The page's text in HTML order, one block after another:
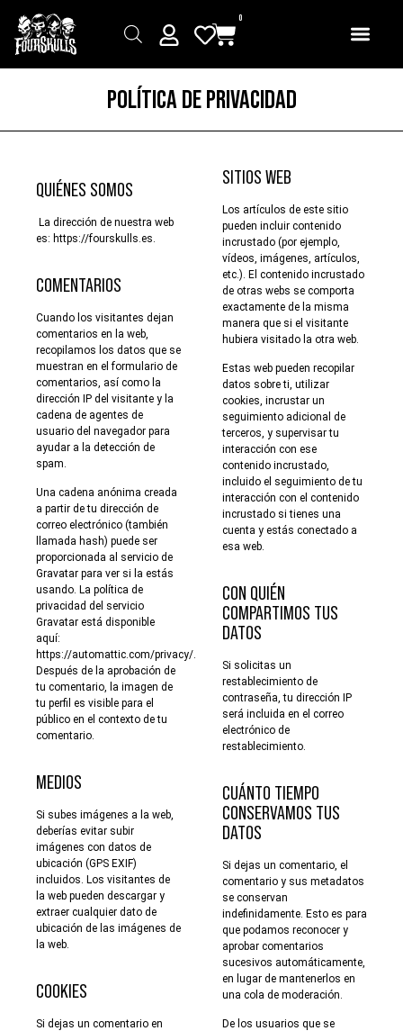
0
POLÍTICA DE PRIVACIDAD
QUIÉNES SOMOS
La dirección de nuestra web
es: https://fourskulls.es.
COMENTARIOS
Cuando los visitantes dejan
comentarios en la web,
recopilamos los datos que se
muestran en el formulario de
comentarios, así como la
dirección IP del visitante y la
cadena de agentes de
usuario del navegador para
ayudar a la detección de
spam.
Una cadena anónima creada
a partir de tu dirección de
correo electrónico (también
llamada hash) puede ser
proporcionada al servicio de
Gravatar para ver si la estás
usando. La política de
privacidad del servicio
Gravatar está disponible
aquí:
https://automattic.com/privacy/.
Después de la aprobación de
tu comentario, la imagen de
tu perfil es visible para el
público en el contexto de tu
comentario.
MEDIOS
Si subes imágenes a la web,
deberías evitar subir
imágenes con datos de
ubicación (GPS EXIF)
incluidos. Los visitantes de
la web pueden descargar y
extraer cualquier dato de
ubicación de las imágenes de
la web.
COOKIES
Si dejas un comentario en
SITIOS WEB
Los artículos de este sitio
pueden incluir contenido
incrustado (por ejemplo,
vídeos, imágenes, artículos,
etc.). El contenido incrustado
de otras webs se comporta
exactamente de la misma
manera que si el visitante
hubiera visitado la otra web.
Estas web pueden recopilar
datos sobre ti, utilizar
cookies, incrustar un
seguimiento adicional de
terceros, y supervisar tu
interacción con ese
contenido incrustado,
incluido el seguimiento de tu
interacción con el contenido
incrustado si tienes una
cuenta y estás conectado a
esa web.
CON QUIÉN
COMPARTIMOS TUS
DATOS
Si solicitas un
restablecimiento de
contraseña, tu dirección IP
será incluida en el correo
electrónico de
restablecimiento.
CUÁNTO TIEMPO
CONSERVAMOS TUS
DATOS
Si dejas un comentario, el
comentario y sus metadatos
se conservan
indefinidamente. Esto es para
que podamos reconocer y
aprobar comentarios
sucesivos automáticamente,
en lugar de mantenerlos en
una cola de moderación.
De los usuarios que se